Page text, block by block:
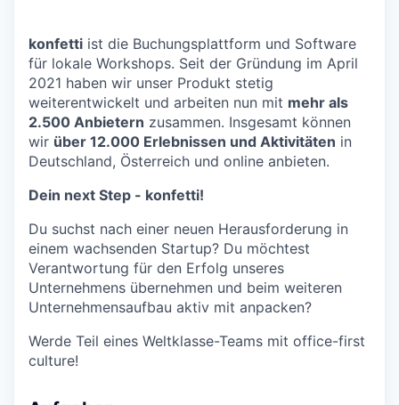
konfetti ist die Buchungsplattform und Software
für lokale Workshops. Seit der Gründung im April
2021 haben wir unser Produkt stetig
weiterentwickelt und arbeiten nun mit mehr als
2.500 Anbietern zusammen. Insgesamt können
wir über 12.000 Erlebnissen und Aktivitäten in
Deutschland, Österreich und online anbieten.
Dein next Step - konfetti!
Du suchst nach einer neuen Herausforderung in
einem wachsenden Startup? Du möchtest
Verantwortung für den Erfolg unseres
Unternehmens übernehmen und beim weiteren
Unternehmensaufbau aktiv mit anpacken?
Werde Teil eines Weltklasse-Teams mit office-first
culture!